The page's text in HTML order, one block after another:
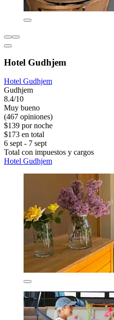
Hotel Gudhjem
Hotel Gudhjem
Gudhjem
8.4/10
Muy bueno
(467 opiniones)
$139 por noche
$173 en total
6 sept - 7 sept
Total con impuestos y cargos
Hotel Gudhjem